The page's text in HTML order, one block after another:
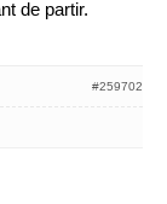
de partir.
#259702